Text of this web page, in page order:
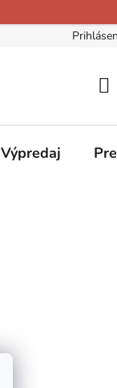
Kontakty
Výpredaj